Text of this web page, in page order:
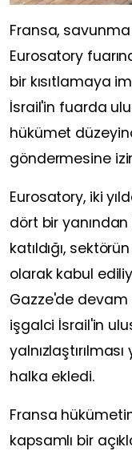
Fransa,
Eurosatory
bir kısıtlamaya
İsrail'in fuarda
hükümet
göndermesine
Eurosatory, iki
dört bir
katıldığı,
olarak kabul
Gazze'de devam
işgalci İsrail'in
halka ekledi.
Fransa
kapsamlı bir